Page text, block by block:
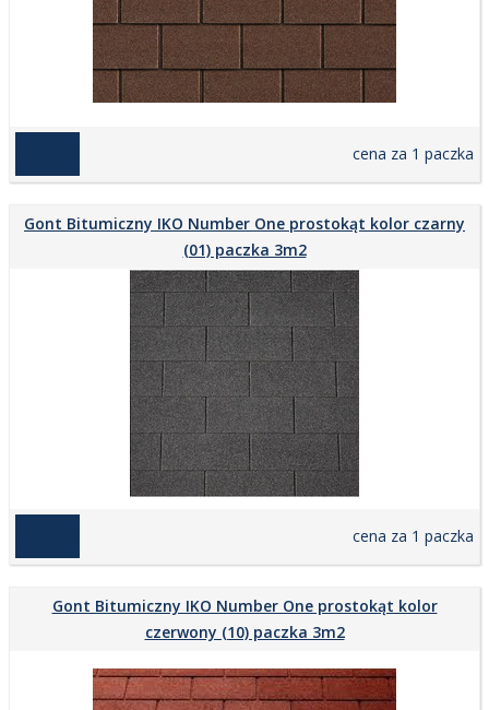
cena za 1 paczka
Gont Bitumiczny IKO Number One prostokąt kolor czarny
(01) paczka 3m2
cena za 1 paczka
Gont Bitumiczny IKO Number One prostokąt kolor
czerwony (10) paczka 3m2